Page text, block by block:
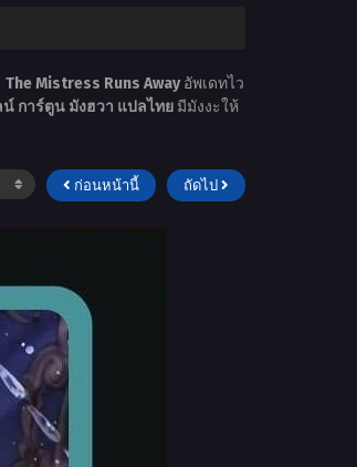
The Mistress Runs Awayอัพเดทไว
การ์ตูน มังฮวา แปลไทย มีมังงะให้
ก่อนหน้านี้ ถัดไป